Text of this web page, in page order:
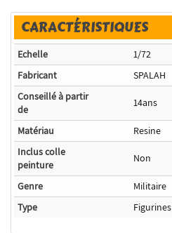
CARACTÉRISTIQUES
Echelle
1/72
Fabricant
SPALAH
Conseillé à partir
de
14ans
Matériau
Resine
Inclus colle
peinture
Non
Genre
Militaire
Type
Figurines